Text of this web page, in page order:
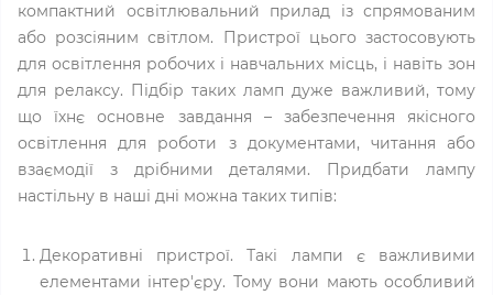
компактний освітлювальний прилад із спрямованим
або розсіяним світлом. Пристрої цього застосовують
для освітлення робочих і навчальних місць, і навіть зон
для релаксу. Підбір таких ламп дуже важливий, тому
що їхнє основне завдання – забезпечення якісного
освітлення для роботи з документами, читання або
взаємодії з дрібними деталями. Придбати лампу
настільну в наші дні можна таких типів:
Декоративні пристрої. Такі лампи є важливими
елементами інтер'єру. Тому вони мають особливий